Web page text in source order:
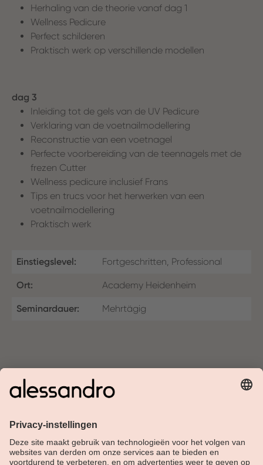
Herhaling van de theorie vanaf dag 1
Wellness Pedicure
Perfect schilderen
Praktisch werk op verschillende modellen
dag 3
Inleiding tot de gels van de UV Pedicure
Verklaring van de voetnailmodellering
Reconstructie van een voetnagel
Perfecte voorbereiding van de teennagels met de
frezen Cutter
Wellness pedicure inclusief Frans
Tips en trucs voor het herwerken van een
voetnailmodellering
Praktisch werk
Einstiegslevel: Fortgeschritten, Professional
Ort: Academy Heidenheim
Seminardauer: Mehrtägig
Over Alessandro